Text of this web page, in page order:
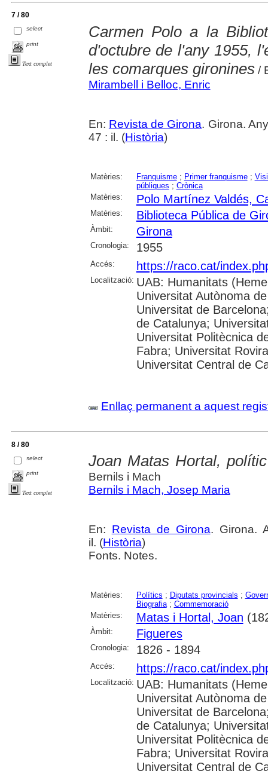
7 / 80
select
print
Text complet
Carmen Polo a la
d'octubre de l'any 1955,
les comarques gironines/
Mirambell i Belloc, Enric
En: Revista de Girona. Girona.
47 : il. (Història)
Matèries: Franquisme; Primer franquisme;
públiques ; Crònica
Matèries:
Polo Martínez Valdés,
Matèries: Biblioteca Pública de
Àmbit: Girona
Cronologia: 1955
Accés: https://raco.cat/
Localització: UAB: Humanitats
Universitat Autònoma
Universitat de
de Catalunya;
Universitat Politècnica
Fabra; Universitat
Universitat Central de
Enllaç permanent a aquest
8 / 80
select
print
Text complet
Joan Matas Hortal,
Bernils i Mach
Bernils i Mach, Josep Maria
En: Revista de Girona. Girona.
il. (Història)
Fonts. Notes.
Matèries: Polítics ; Diputats provincials ;
Biografia; Commemoració
Matèries:
Matas i Hortal, Joan
Àmbit: Figueres
Cronologia: 1826 - 1894
Accés: https://raco.cat/
Localització: UAB: Humanitats
Universitat Autònoma
Universitat de
de Catalunya;
Universitat Politècnica
Fabra; Universitat
Universitat Central de